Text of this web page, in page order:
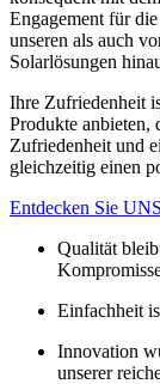
Engagement für
unseren als auch
Solarlösungen
Ihre Zufriedenheit
Produkte anbieten,
Zufriedenheit und
gleichzeitig einen
Entdecken Sie
Qualität
Einfachheit
Innovation
unserer